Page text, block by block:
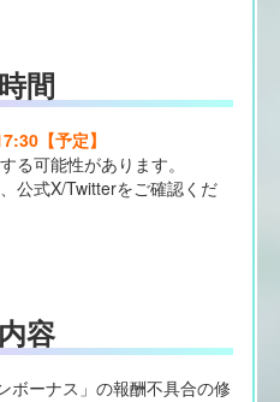
間
【予定】
る可能性があります。
公式X/Twitterをご確認くだ
容
ボーナス」の報酬不具合の修